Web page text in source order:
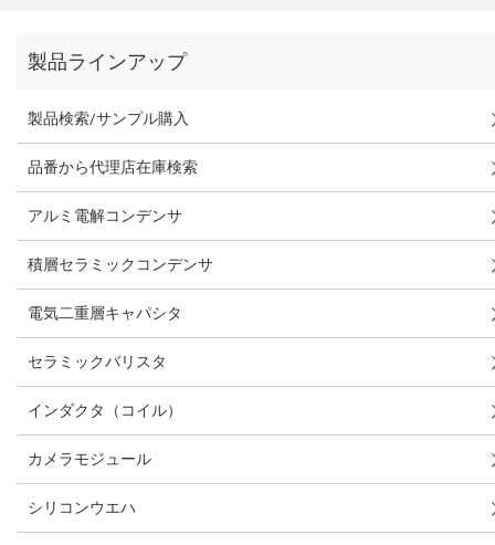
製品ラインアップ
製品検索/サンプル購入
品番から代理店在庫検索
アルミ電解コンデンサ
積層セラミックコンデンサ
電気二重層キャパシタ
セラミックバリスタ
インダクタ（コイル）
カメラモジュール
シリコンウエハ